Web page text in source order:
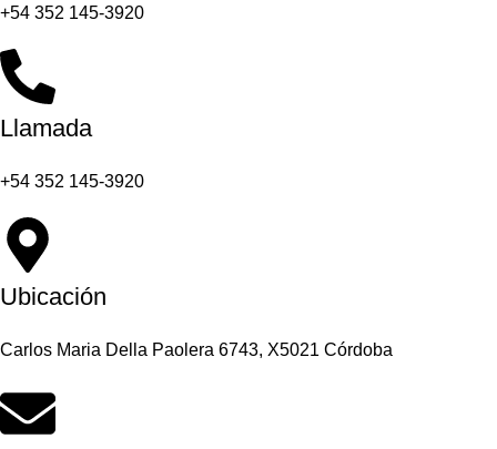
+54 352 145-3920
Llamada
+54 352 145-3920
Ubicación
Carlos Maria Della Paolera 6743, X5021 Córdoba